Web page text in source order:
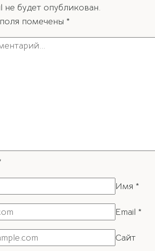
не будет опубликован.
помечены *
Имя *
Email *
Сайт